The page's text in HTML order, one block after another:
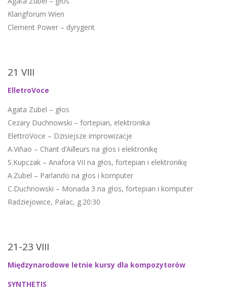
Klangforum Wien
Clement Power – dyrygent
21 VIII
ElletroVoce
Agata Zubel – głos
Cezary Duchnowski – fortepian, elektronika
ElettroVoce – Dzisiejsze improwizacje
A.Viñao – Chant d’Ailleurs na głos i elektronikę
S.Kupczak – Anafora VII na głos, fortepian i elektronikę
A.Zubel – Parlando na głos i komputer
C.Duchnowski – Monada 3 na głos, fortepian i komputer
Radziejowice, Pałac, g.20:30
21-23 VIII
Międzynarodowe letnie kursy dla kompozytorów
SYNTHETIS